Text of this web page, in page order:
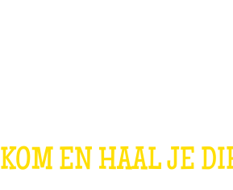
KOM EN HAAL JE